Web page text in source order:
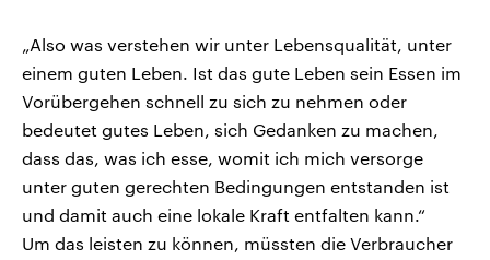
„Also was verstehen wir unter Lebensqualität, unter
einem guten Leben. Ist das gute Leben sein Essen im
Vorübergehen schnell zu sich zu nehmen oder
bedeutet gutes Leben, sich Gedanken zu machen,
dass das, was ich esse, womit ich mich versorge
unter guten gerechten Bedingungen entstanden ist
und damit auch eine lokale Kraft entfalten kann.“
Um das leisten zu können, müssten die Verbraucher